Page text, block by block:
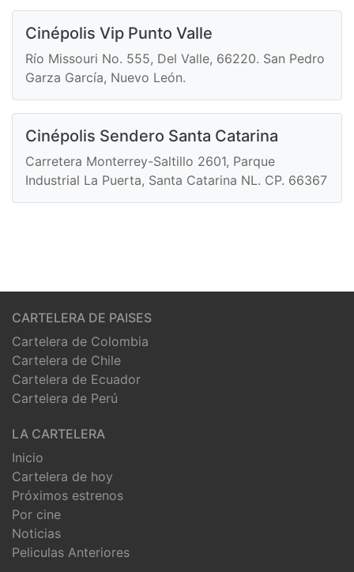
Cinépolis Vip Punto Valle
Río Missouri No. 555, Del Valle, 66220. San Pedro
Garza García, Nuevo León.
Cinépolis Sendero Santa Catarina
Carretera Monterrey-Saltillo 2601, Parque
Industrial La Puerta, Santa Catarina NL. CP. 66367
CARTELERA DE PAISES
Cartelera de Colombia
Cartelera de Chile
Cartelera de Ecuador
Cartelera de Perú
LA CARTELERA
Inicio
Cartelera de hoy
Próximos estrenos
Por cine
Noticias
Peliculas Anteriores